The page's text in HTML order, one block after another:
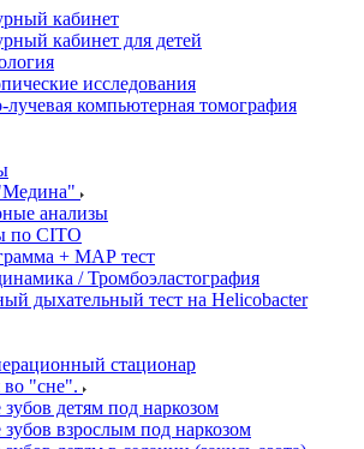
кабинет
кабинет для детей
исследования
лучевая компьютерная томография
анализы
по CITO
+ МАР тест
/ Тромбоэластография
дыхательный тест на Helicobacter
стационар
во "сне".
детям под наркозом
взрослым под наркозом